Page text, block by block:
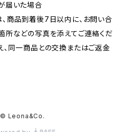
届いた場合
商品到着後7日以内に、お問い合
所などの写真を添えてご連絡くだ
、同一商品との交換またはご返金
© Leona&Co.